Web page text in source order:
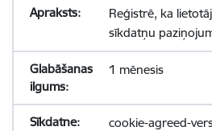
Reģistrē, ka
sīkdatņu
1 mēnesis
cookie-agreed-